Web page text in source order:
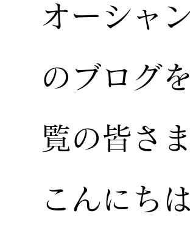
オーシャ
のブログ
覧の皆さま
こんにちは